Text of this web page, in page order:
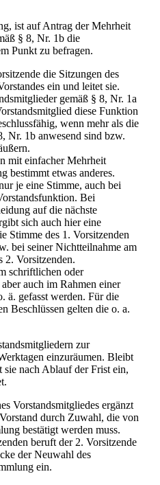
ist auf Antrag der Mehrheit
§ 8, Nr. 1b die
Punkt zu befragen.
die Sitzungen des
ein und leitet sie.
gemäß § 8, Nr. 1a
diese Funktion
wenn mehr als die
Nr. 1b anwesend sind bzw.
mit einfacher Mehrheit
bestimmt etwas anderes.
je eine Stimme, auch bei
Bei
auf die nächste
sich auch hier eine
Stimme des 1. Vorsitzenden
bei seiner Nichtteilnahme am
2. Vorsitzenden.
schriftlichen oder
auch im Rahmen einer
ä. gefasst werden. Für die
Beschlüssen gelten die o. a.
zur
einzuräumen. Bleibt
sie nach Ablauf der Frist ein,
Vorstandsmitgliedes ergänzt
durch Zuwahl, die von
bestätigt werden muss.
beruft der 2. Vorsitzende
der Neuwahl des
ein.